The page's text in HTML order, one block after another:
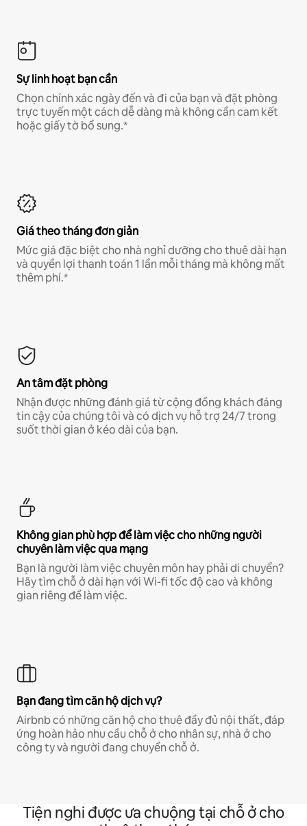
Sự linh hoạt bạn cần
Chọn chính xác ngày đến và đi của bạn và đặt phòng
trực tuyến một cách dễ dàng mà không cần cam kết
hoặc giấy tờ bổ sung.*
Giá theo tháng đơn giản
Mức giá đặc biệt cho nhà nghỉ dưỡng cho thuê dài hạn
và quyền lợi thanh toán 1 lần mỗi tháng mà không mất
thêm phí.*
An tâm đặt phòng
Nhận được những đánh giá từ cộng đồng khách đáng
tin cậy của chúng tôi và có dịch vụ hỗ trợ 24/7 trong
suốt thời gian ở kéo dài của bạn.
Không gian phù hợp để làm việc cho những người
chuyên làm việc qua mạng
Bạn là người làm việc chuyên môn hay phải di chuyển?
Hãy tìm chỗ ở dài hạn với Wi-fi tốc độ cao và không
gian riêng để làm việc.
Bạn đang tìm căn hộ dịch vụ?
Airbnb có những căn hộ cho thuê đầy đủ nội thất, đáp
ứng hoàn hảo nhu cầu chỗ ở cho nhân sự, nhà ở cho
công ty và người đang chuyển chỗ ở.
Tiện nghi được ưa chuộng tại chỗ ở cho